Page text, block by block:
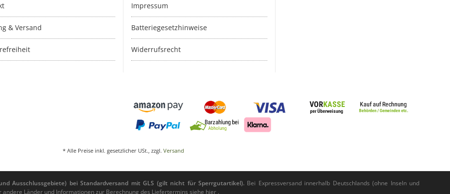
& Versand
Impressum
Batteriegesetzhinweise
Widerrufsrecht
* Alle Preise inkl. gesetzlicher USt., zzgl. Versand
Ausschlussgebiete) bei Standardversand mit GLS (gilt nicht für Sperrgutartikel).Bei Expressversand innerhalb Deutschlands (ohne Inseln und
Länder und Informationen zur Berechnung des Liefertermins siehe hier .